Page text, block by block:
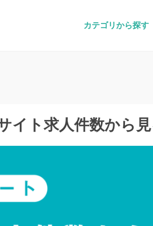
カテゴリから探す
イト求人件数から